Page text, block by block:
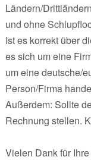
Ländern/
und ohne
Ist es korrekt über
es sich um eine
um eine deutsche/
Person/Firma
Außerdem: Sollte
Rechnung stellen.
Vielen Dank für